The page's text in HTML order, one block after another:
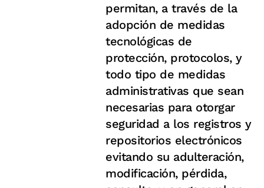
permitan, a través de la
adopción de medidas
tecnológicas de
protección, protocolos, y
todo tipo de medidas
administrativas que sean
necesarias para otorgar
seguridad a los registros y
repositorios electrónicos
evitando su adulteración,
modificación, pérdida,